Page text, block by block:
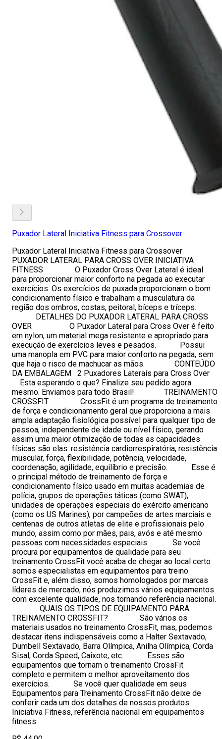
Puxador Lateral Iniciativa Fitness para Crossover
Puxador Lateral Iniciativa Fitness para Crossover
PUXADOR LATERAL PARA CROSS OVER INICIATIVA
FITNESS O Puxador Cross Over Lateral é ideal
para proporcionar maior conforto na pegada ao executar
exercícios. Os exercícios de puxada proporcionam o bom
condicionamento físico e trabalham a musculatura da
região dos ombros, costas, peitoral, bíceps e tríceps.
DETALHES DO PUXADOR LATERAL PARA CROSS
OVER O Puxador Lateral para Cross Over é feito
em nylon, um material mega resistente e apropriado para
execução de exercícios leves e pesados. Possui
uma manopla em PVC para maior conforto na pegada, sem
que haja o risco de machucar as mãos. CONTEÚDO
DA EMBALAGEM 2 Puxadores Laterais para Cross Over
Esta esperando o que? Finalize seu pedido agora
mesmo. Enviamos para todo Brasil! TREINAMENTO
CROSSFIT CrossFit é um programa de treinamento
de força e condicionamento geral que proporciona a mais
ampla adaptação fisiológica possível para qualquer tipo de
pessoa, independente de idade ou nível físico, gerando
assim uma maior otimização de todas as capacidades
físicas são elas: resistência cardiorrespiratória, resistência
muscular, força, flexibilidade, potência, velocidade,
coordenação, agilidade, equilíbrio e precisão. Esse é
o principal método de treinamento de força e
condicionamento físico usado em muitas academias de
polícia, grupos de operações táticas (como SWAT),
unidades de operações especiais do exército americano
(como os US Marines), por campeões de artes marciais e
centenas de outros atletas de elite e profissionais pelo
mundo, assim como por mães, pais, avós e até mesmo
pessoas com necessidades especiais. Se você
procura por equipamentos de qualidade para seu
treinamento CrossFit você acaba de chegar ao local certo
somos especialistas em equipamentos para treino
CrossFit e, além disso, somos homologados por marcas
líderes de mercado, nós produzimos vários equipamentos
com excelente qualidade, nos tornando referência nacional.
QUAIS OS TIPOS DE EQUIPAMENTO PARA
TREINAMENTO CROSSFIT? São vários os
materiais usados no treinamento CrossFit, mas, podemos
destacar itens indispensáveis como a Halter Sextavado,
Dumbell Sextavado, Barra Olímpica, Anilha Olímpica, Corda
Sisal, Corda Speed, Caixote, etc. Esses são
equipamentos que tornam o treinamento CrossFit
completo e permitem o melhor aproveitamento dos
exercícios. Se você quer qualidade em seus
Equipamentos para Treinamento CrossFit não deixe de
conferir cada um dos detalhes de nossos produtos.
Iniciativa Fitness, referência nacional em equipamentos
fitness.